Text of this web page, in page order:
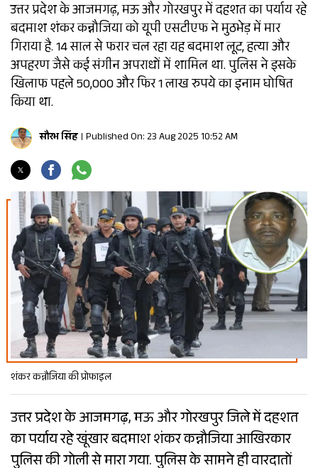
उत्तर प्रदेश के आजमगढ़, मऊ और गोरखपुर में दहशत का पर्याय रहे
बदमाश शंकर कन्नौजिया को यूपी एसटीएफ ने मुठभेड़ में मार
गिराया है. 14 साल से फरार चल रहा यह बदमाश लूट, हत्या और
अपहरण जैसे कई संगीन अपराधों में शामिल था. पुलिस ने इसके
खिलाफ पहले 50,000 और फिर 1 लाख रुपये का इनाम घोषित
किया था.
सौरभ सिंह Published On: 23 Aug 2025 10:52 AM
शंकर कन्नौजिया की प्रोफाइल
उत्तर प्रदेश के आजमगढ़, मऊ और गोरखपुर जिले में दहशत
का पर्याय रहे खूंखार बदमाश शंकर कन्नौजिया आखिरकार
पुलिस की गोली से मारा गया. पुलिस के सामने ही वारदातों